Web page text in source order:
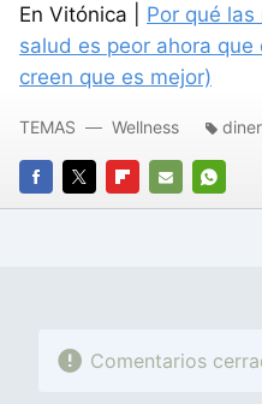
En Vitónica | Por qué
salud es peor ahora
creen que es mejor)
FACEBOOK
TWITTERFLIPBOARD
E-
TEMAS Wellness
Comentarios